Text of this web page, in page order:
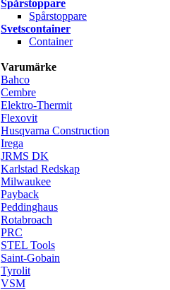
Spårstoppare
Spårstoppare
Svetscontainer
Container
Varumärke
Bahco
Cembre
Elektro-Thermit
Flexovit
Husqvarna Construction
Irega
JRMS DK
Karlstad Redskap
Milwaukee
Payback
Peddinghaus
Rotabroach
PRC
STEL Tools
Saint-Gobain
Tyrolit
VSM